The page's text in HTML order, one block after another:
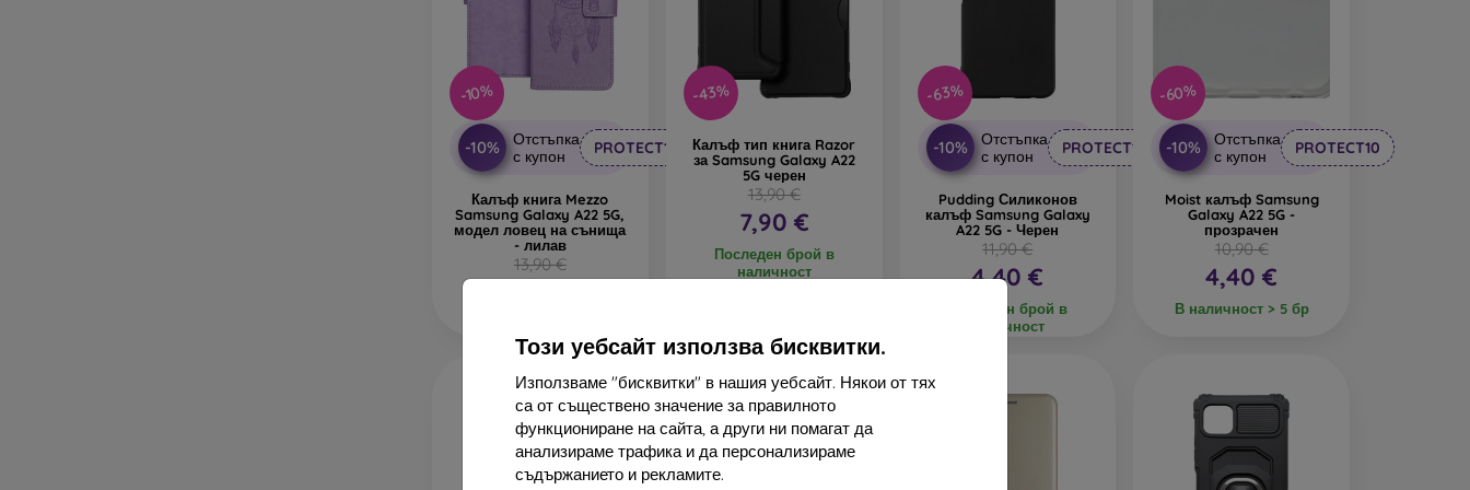
Този уебсайт използва бисквитки.
Използваме "бисквитки" в нашия уебсайт. Някои от тях
са от съществено значение за правилното
функциониране на сайта, а други ни помагат да
анализираме трафика и да персонализираме
съдържанието и рекламите.
-10%
-10%
Отстъпка
с купон
PROTECT10
Калъф книга Mezzo
Samsung Galaxy A22 5G,
модел ловец на сънища
- лилав
13,90 €
-43%
Калъф тип книга Razor
за Samsung Galaxy A22
5G черен
13,90 €
7,90 €
Последен брой в
наличност
-63%
-10%
Отстъпка
с купон
PROTECT10
Pudding Силиконов
калъф Samsung Galaxy
A22 5G - Черен
11,90 €
4,40 €
Последен брой в
наличност
-60%
-10%
Отстъпка
с купон
PROTECT10
Moist калъф Samsung
Galaxy A22 5G -
прозрачен
10,90 €
4,40 €
В наличност > 5 бр